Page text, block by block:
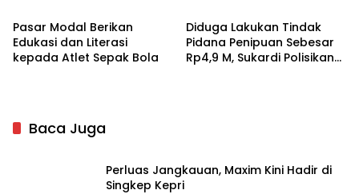
Pasar Modal Berikan
Edukasi dan Literasi
kepada Atlet Sepak Bola
Diduga Lakukan Tindak
Pidana Penipuan Sebesar
Rp4,9 M, Sukardi Polisikan
Baca Juga
Perluas Jangkauan, Maxim Kini Hadir di
Singkep Kepri